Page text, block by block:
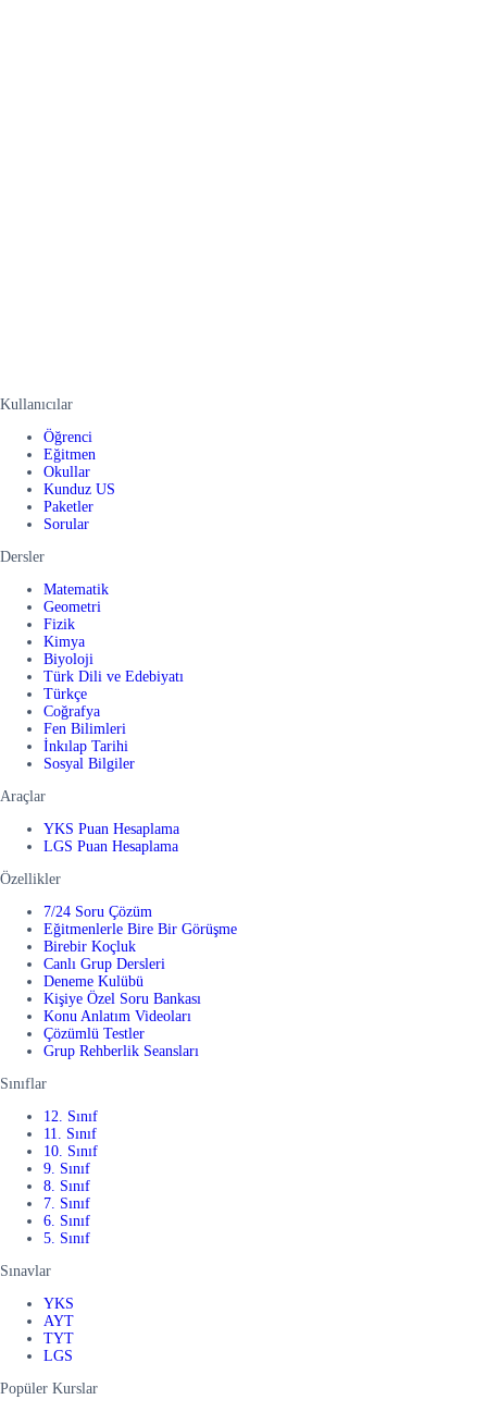
Kullanıcılar
Öğrenci
Eğitmen
Okullar
Kunduz US
Paketler
Sorular
Dersler
Matematik
Geometri
Fizik
Kimya
Biyoloji
Türk Dili ve Edebiyatı
Türkçe
Coğrafya
Fen Bilimleri
İnkılap Tarihi
Sosyal Bilgiler
Araçlar
YKS Puan Hesaplama
LGS Puan Hesaplama
Özellikler
7/24 Soru Çözüm
Eğitmenlerle Bire Bir Görüşme
Birebir Koçluk
Canlı Grup Dersleri
Deneme Kulübü
Kişiye Özel Soru Bankası
Konu Anlatım Videoları
Çözümlü Testler
Grup Rehberlik Seansları
Sınıflar
12. Sınıf
11. Sınıf
10. Sınıf
9. Sınıf
8. Sınıf
7. Sınıf
6. Sınıf
5. Sınıf
Sınavlar
YKS
AYT
TYT
LGS
Popüler Kurslar